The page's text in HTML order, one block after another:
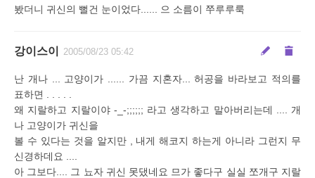
봤더니 귀신의 뻘건 눈이었다...... 으 소름이 쭈루루룩
강이스이 2005/08/23 05:42
난 개나 ... 고양이가 ...... 가끔 지혼자... 허공을 바라보고 적의를
표하면 . . . . .
왜 지랄하고 지랄이야 -_-;;;;;; 라고 생각하고 말아버리는데 .... 개
나 고양이가 귀신을
볼 수 있다는 것을 알지만 , 내게 해코지 하는게 아니라 그런지 무
신경하데요 ....
아 그보다.... 그 뇨자 귀신 못댔네요 므가 좋다구 실실 쪼개구 지랄